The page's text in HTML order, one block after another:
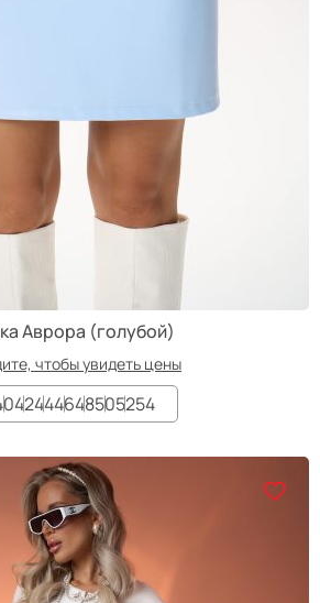
Аврора (голубой)
чтобы увидеть цены
42444648505254